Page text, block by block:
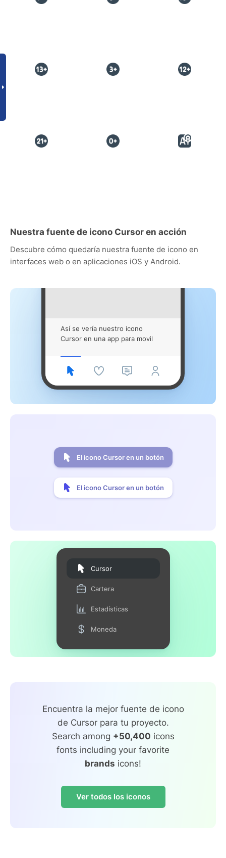
Nuestra fuente de icono Cursor en acción
Descubre cómo quedaría nuestra fuente de icono en
interfaces web o en aplicaciones iOS y Android.
Así se vería nuestro icono
Cursor en una app para movil
El icono Cursor en un botón
El icono Cursor en un botón
Cursor
Cartera
Estadísticas
Moneda
Encuentra la mejor fuente de icono
de Cursor para tu proyecto.
Search among +50,400 icons
fonts including your favorite
brands icons!
Ver todos los iconos